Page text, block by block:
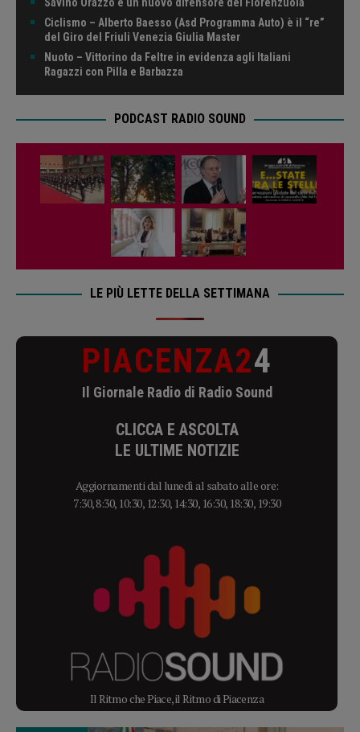
Ciclismo – Alberto Baesso (Asd Programma Auto) è il “re”
del Giro del Friuli Venezia Giulia Master
Nuoto – Vittorino da Feltre in evidenza agli Italiani
Ragazzi con Pilla e Barbazza
PODCAST RADIO SOUND
LE PIÙ LETTE DELLA SETTIMANA
PIACENZA24
Il Giornale Radio di Radio Sound
CLICCA E ASCOLTA
LE ULTIME NOTIZIE
Aggiornamenti dal lunedì al sabato alle ore:
7:30, 8:30, 10:30, 12:30, 14:30, 16:30, 18:30, 19:30
Il Ritmo che Piace, il Ritmo di Piacenza